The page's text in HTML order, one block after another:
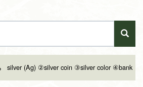
silver (Ag) ②silver coin ③silver color ④bank